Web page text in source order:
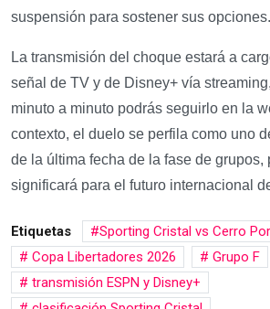
suspensión para sostener sus opciones.
La transmisión del choque estará a
señal de TV y de Disney+ vía
minuto a minuto podrás seguirlo en la
contexto, el duelo se perfila como uno
de la última fecha de la fase de grupos,
significará para el futuro internacional
Etiquetas
Sporting Cristal vs Cerro
Copa Libertadores 2026
Grupo F
transmisión ESPN y Disney+